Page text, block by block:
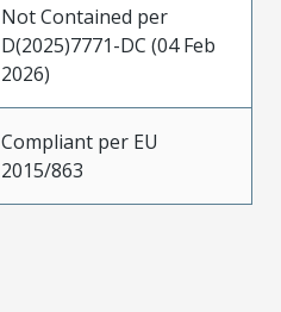
Not Contained per
D(2025)7771-DC (04 Feb
2026)
Compliant per EU
2015/863